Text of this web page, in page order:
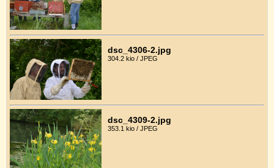
dsc_4306-2.jpg
304.2 kio / JPEG
dsc_4309-2.jpg
353.1 kio / JPEG